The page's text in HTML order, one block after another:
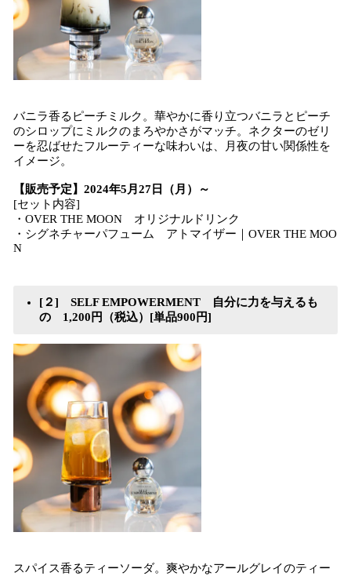
バニラ香るピーチミルク。華やかに香り立つバニラとピーチ
のシロップにミルクのまろやかさがマッチ。ネクターのゼリ
ーを忍ばせたフルーティーな味わいは、月夜の甘い関係性を
イメージ。
【販売予定】2024年5月27日（月）～
[セット内容]
・OVER THE MOON オリジナルドリンク
・シグネチャーパフューム アトマイザー｜OVER THE MOO
N
[２] SELF EMPOWERMENT 自分に力を与えるも
の 1,200円（税込）[単品900円]
スパイス香るティーソーダ。爽やかなアールグレイのティー